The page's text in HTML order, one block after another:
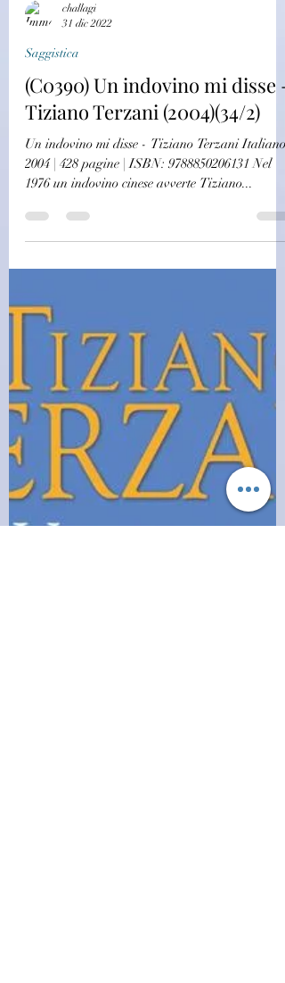
31 dic 2022
(C0390) Un indovino mi disse -
Tiziano Terzani (2004)(34/2)
Un indovino mi disse - Tiziano Terzani Italiano |
2004 | 428 pagine | ISBN: 9788850206131 Nel
1976 un indovino cinese avverte Tiziano...